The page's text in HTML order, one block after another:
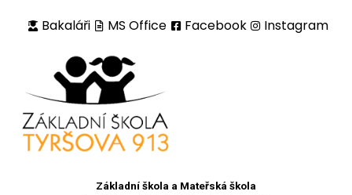
Bakaláři MS Office Facebook Instagram
Základní škola a Mateřská škola